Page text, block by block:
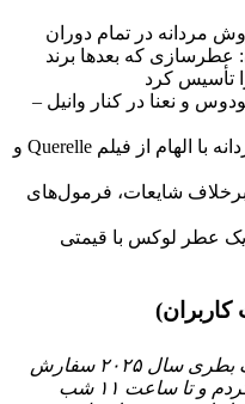
مردانه در تمام دوران
: عطرسازی که بعدها برند
و نعنا در کنار وانیل –
: طراحی نیم‌تنه مردانه با الهام از فیلم Querelle و
شایعات، فرمول‌های
عطر لوکس با قیمتی
“اخیراً یک بطری سال ۲۰۲۵ سفارش
دادم. عطر را ساعت ۱۱ صبح اسپری کردم و تا ساعت ۱۱ شب